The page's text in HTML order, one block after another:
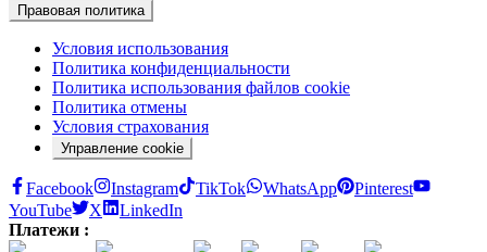
Правовая политика
Условия использования
Политика конфиденциальности
Политика использования файлов cookie
Политика отмены
Условия страхования
Управление cookie
Facebook Instagram TikTok WhatsApp
Pinterest
YouTube
X
LinkedIn
Платежи :